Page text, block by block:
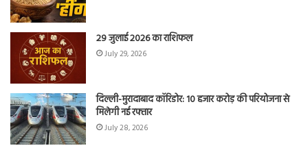
29 जुलाई 2026 का राशिफल
July 29, 2026
दिल्ली-मुरादाबाद कॉरिडोर: 10 हजार करोड़ की परियोजना से
मिलेगी नई रफ्तार
July 28, 2026